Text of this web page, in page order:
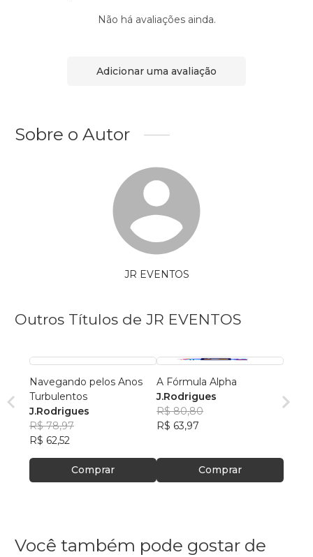
Não há avaliações ainda.
Adicionar uma avaliação
Sobre o Autor
JR EVENTOS
Outros Títulos de JR EVENTOS
Navegando pelos Anos
Turbulentos
J.Rodrigues
R$ 78,97
R$ 62,52
Comprar
A Fórmula Alpha
J.Rodrigues
R$ 80,80
R$ 63,97
Comprar
Você também pode gostar de